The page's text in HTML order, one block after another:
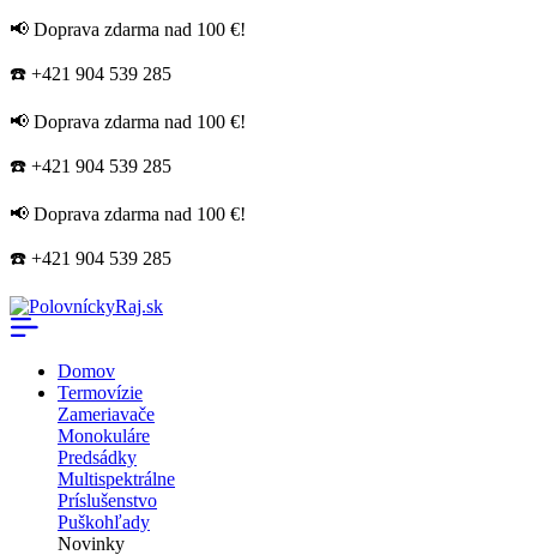
📢 Doprava zdarma nad 100 €!
☎️ +421 904 539 285
📢 Doprava zdarma nad 100 €!
☎️ +421 904 539 285
📢 Doprava zdarma nad 100 €!
☎️ +421 904 539 285
Domov
Termovízie
Zameriavače
Monokuláre
Predsádky
Multispektrálne
Príslušenstvo
Puškohľady
Novinky